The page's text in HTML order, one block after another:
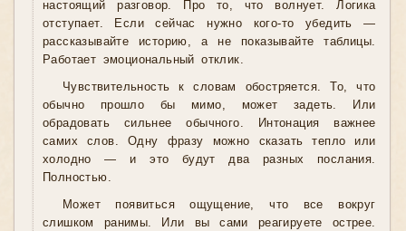
настоящий разговор. Про то, что волнует. Логика
отступает. Если сейчас нужно кого-то убедить —
рассказывайте историю, а не показывайте таблицы.
Работает эмоциональный отклик.
Чувствительность к словам обостряется. То, что
обычно прошло бы мимо, может задеть. Или
обрадовать сильнее обычного. Интонация важнее
самих слов. Одну фразу можно сказать тепло или
холодно — и это будут два разных послания.
Полностью.
Может появиться ощущение, что все вокруг
слишком ранимы. Или вы сами реагируете острее.